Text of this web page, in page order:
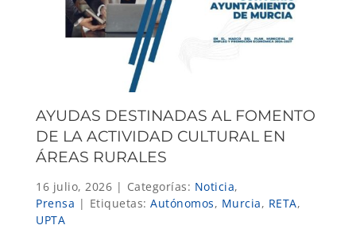
AYUDAS DESTINADAS AL FOMENTO
DE LA ACTIVIDAD CULTURAL EN
ÁREAS RURALES
16 julio, 2026 | Categorías: Noticia,
Prensa | Etiquetas: Autónomos, Murcia, RETA,
UPTA